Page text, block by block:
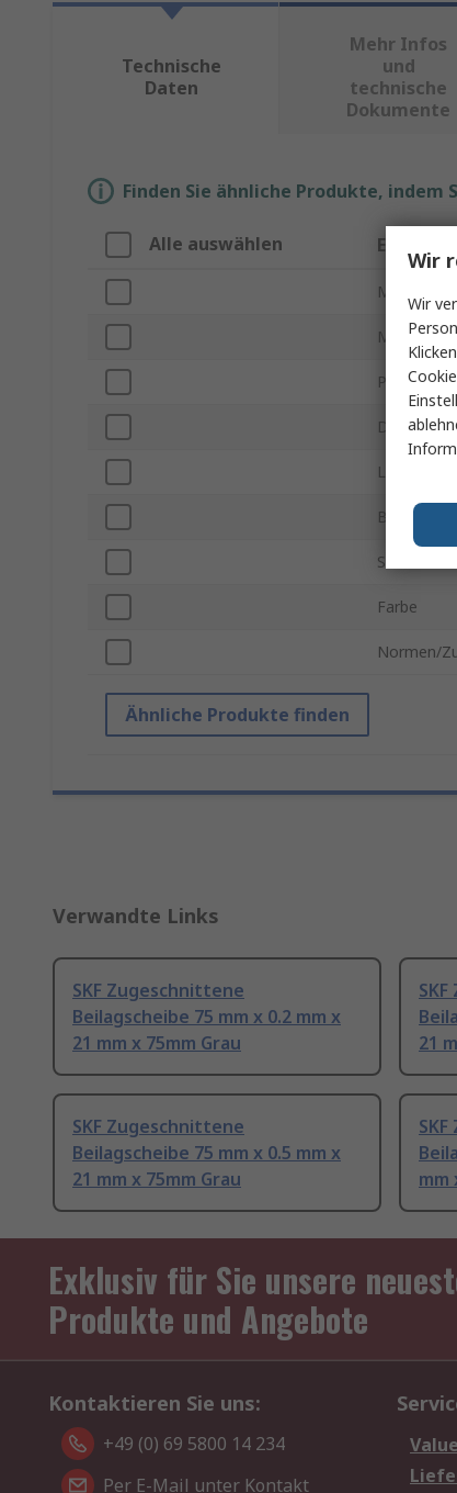
Technische
Daten
Mehr Infos
und
technische
Dokumente
Finden Sie ähnliche Produkte, indem
Alle auswählen
Marke
Material
Produkt
Dicke
Länge
Breite
Schlitzweite
Farbe
Normen/
Ähnliche Produkte finden
Verwandte Links
SKF Zugeschnittene
Beilagscheibe 75 mm x 0.2 mm x
21 mm x 75mm Grau
21
SKF Zugeschnittene
Beilagscheibe 75 mm x 0.5 mm x
21 mm x 75mm Grau
mm
Exklusiv für Sie unsere
Produkte und Angebote
Kontaktieren Sie uns:
+49 (0) 69 5800 14 234
Per E-Mail unter Kontakt
Wir
Wir